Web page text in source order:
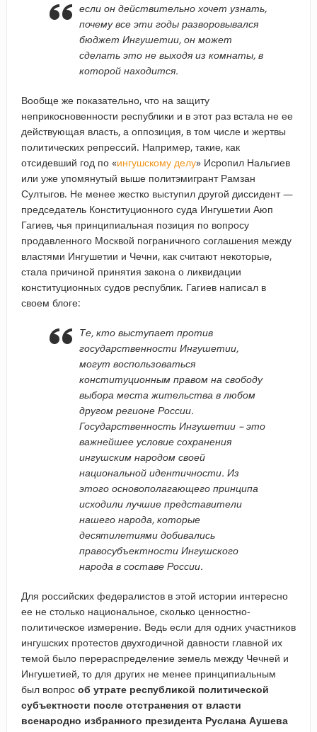
если он действительно хочет узнать,
почему все эти годы разворовывался
бюджет Ингушетии, он может
сделать это не выходя из комнаты, в
которой находится.
Вообще же показательно, что на защиту
неприкосновенности республики и в этот раз встала не ее
действующая власть, а оппозиция, в том числе и жертвы
политических репрессий. Например, такие, как
отсидевший год по «ингушскому делу» Исропил Нальгиев
или уже упомянутый выше политэмигрант Рамзан
Султыгов. Не менее жестко выступил другой диссидент —
председатель Конституционного суда Ингушетии Аюп
Гагиев, чья принципиальная позиция по вопросу
продавленного Москвой пограничного соглашения между
властями Ингушетии и Чечни, как считают некоторые,
стала причиной принятия закона о ликвидации
конституционных судов республик. Гагиев написал в
своем блоге:
Те, кто выступает против
государственности Ингушетии,
могут воспользоваться
конституционным правом на свободу
выбора места жительства в любом
другом регионе России.
Государственность Ингушетии – это
важнейшее условие сохранения
ингушским народом своей
национальной идентичности. Из
этого основополагающего принципа
исходили лучшие представители
нашего народа, которые
десятилетиями добивались
правосубъектности Ингушского
народа в составе России.
Для российских федералистов в этой истории интересно
ее не столько национальное, сколько ценностно-
политическое измерение. Ведь если для одних участников
ингушских протестов двухгодичной давности главной их
темой было перераспределение земель между Чечней и
Ингушетией, то для других не менее принципиальным
был вопрос об утрате республикой политической
субъектности после отстранения от власти
всенародно избранного президента Руслана Аушева